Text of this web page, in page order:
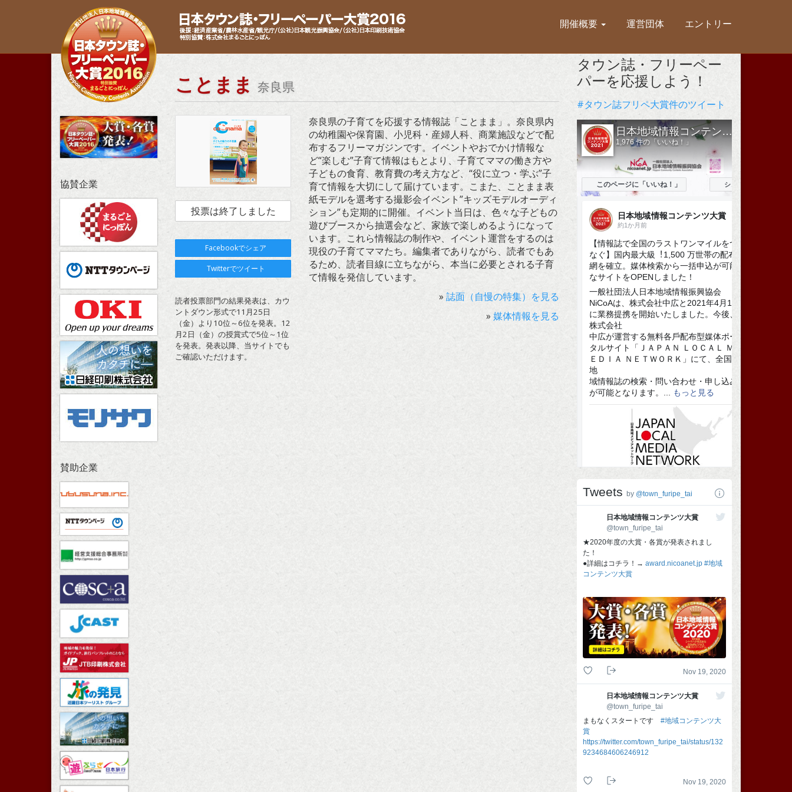
開催概要 運営団体 エントリー
ことまま 奈良県
投票は終了しました
Facebookでシェア
Twitterでツイート
読者投票部門の結果発表は、カウ
ントダウン形式で11月25日
（金）より10位～6位を発表。12
月2日（金）の授賞式で5位～1位
を発表。発表以降、当サイトでも
ご確認いただけます。
奈良県の子育てを応援する情報誌「ことまま」。奈良県内
の幼稚園や保育園、小児科・産婦人科、商業施設などで配
布するフリーマガジンです。イベントやおでかけ情報な
ど“楽しむ”子育て情報はもとより、子育てママの働き方や
子どもの食育、教育費の考え方など、“役に立つ・学ぶ”子
育て情報を大切にして届けています。こまた、ことまま表
紙モデルを選考する撮影会イベント”キッズモデルオーディ
ション”も定期的に開催。イベント当日は、色々な子どもの
遊びブースから抽選会など、家族で楽しめるようになって
います。これら情報誌の制作や、イベント運営をするのは
現役の子育てママたち。編集者でありながら、読者でもあ
るため、読者目線に立ちながら、本当に必要とされる子育
て情報を発信しています。
»誌面（自慢の特集）を見る
»媒体情報を見る
協賛企業
賛助企業
タウン誌・フリーペー
パーを応援しよう！
#タウン誌フリペ大賞件のツイート